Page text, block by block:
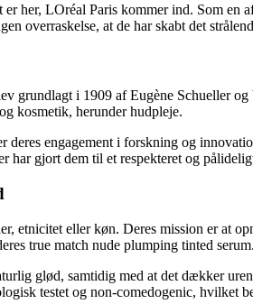
her, LOréal Paris kommer ind. Som en
overraskelse, at de har skabt det
grundlagt i 1909 af Eugène Schueller
kosmetik, herunder hudpleje.
deres engagement i forskning og
har gjort dem til et respekteret og
etnicitet eller køn. Deres mission er at
true match nude plumping tinted serum.
glød, samtidig med at det dækker
testet og non-comedogenic, hvilket